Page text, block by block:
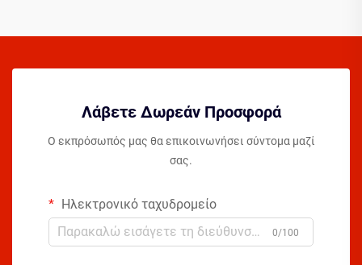
Λάβετε Δωρεάν Προσφορά
Ο εκπρόσωπός μας θα επικοινωνήσει σύντομα μαζί
σας.
Ηλεκτρονικό ταχυδρομείο
0/100